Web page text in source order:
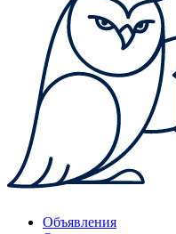
Объявления